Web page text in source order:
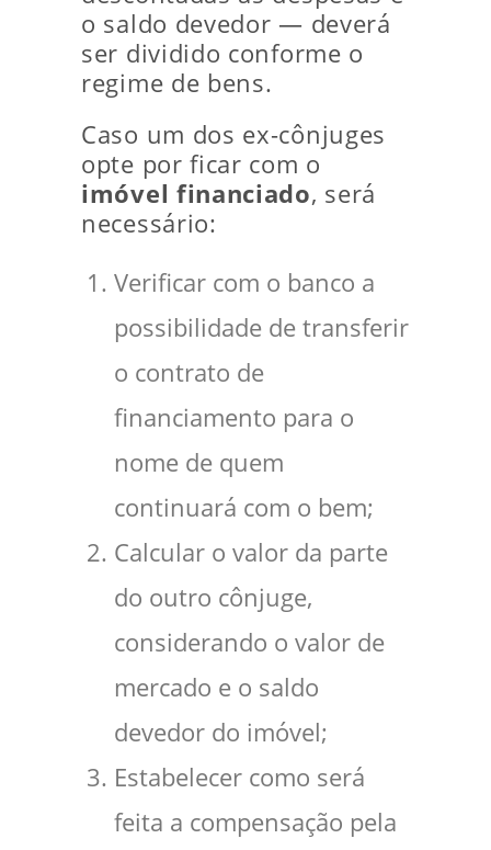
o saldo devedor — deverá
ser dividido conforme o
regime de bens.
Caso um dos ex-cônjuges
opte por ficar com o
imóvel financiado, será
necessário:
Verificar com o banco a
possibilidade de transferir
o contrato de
financiamento para o
nome de quem
continuará com o bem;
Calcular o valor da parte
do outro cônjuge,
considerando o valor de
mercado e o saldo
devedor do imóvel;
Estabelecer como será
feita a compensação pela